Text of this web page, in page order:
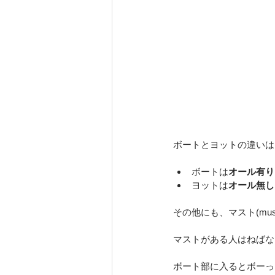
ボートとヨットの違いは
ボートはオール有り
ヨットはオール無し
その他にも、マスト
マストがある人はねば
ボート部に入るとボー